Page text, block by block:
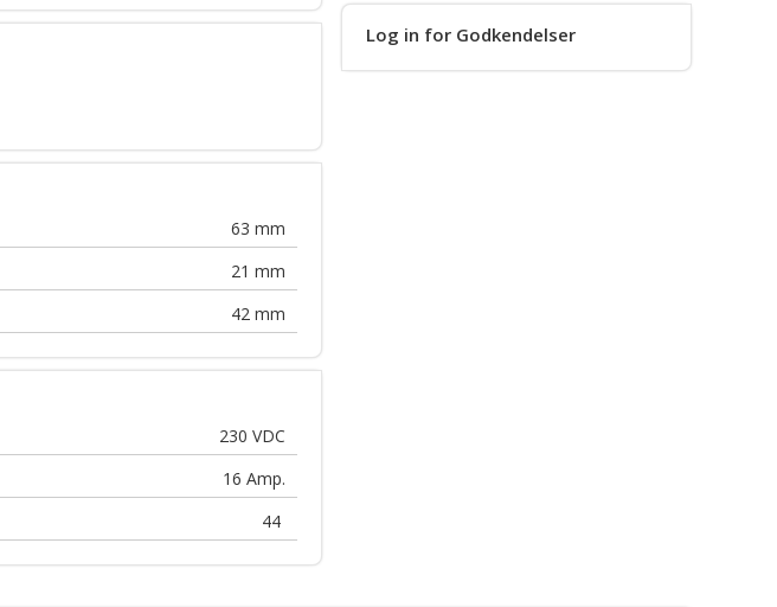
Log in for Godkendelser
63 mm
21 mm
42 mm
230 VDC
16 Amp.
44